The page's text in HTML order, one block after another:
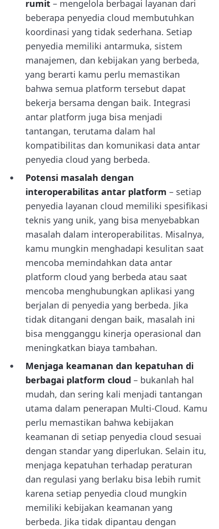
rumit – mengelola berbagai layanan dari
beberapa penyedia cloud membutuhkan
koordinasi yang tidak sederhana. Setiap
penyedia memiliki antarmuka, sistem
manajemen, dan kebijakan yang berbeda,
yang berarti kamu perlu memastikan
bahwa semua platform tersebut dapat
bekerja bersama dengan baik. Integrasi
antar platform juga bisa menjadi
tantangan, terutama dalam hal
kompatibilitas dan komunikasi data antar
penyedia cloud yang berbeda.
Potensi masalah dengan
interoperabilitas antar platform – setiap
penyedia layanan cloud memiliki spesifikasi
teknis yang unik, yang bisa menyebabkan
masalah dalam interoperabilitas. Misalnya,
kamu mungkin menghadapi kesulitan saat
mencoba memindahkan data antar
platform cloud yang berbeda atau saat
mencoba menghubungkan aplikasi yang
berjalan di penyedia yang berbeda. Jika
tidak ditangani dengan baik, masalah ini
bisa mengganggu kinerja operasional dan
meningkatkan biaya tambahan.
Menjaga keamanan dan kepatuhan di
berbagai platform cloud – bukanlah hal
mudah, dan sering kali menjadi tantangan
utama dalam penerapan Multi-Cloud. Kamu
perlu memastikan bahwa kebijakan
keamanan di setiap penyedia cloud sesuai
dengan standar yang diperlukan. Selain itu,
menjaga kepatuhan terhadap peraturan
dan regulasi yang berlaku bisa lebih rumit
karena setiap penyedia cloud mungkin
memiliki kebijakan keamanan yang
berbeda. Jika tidak dipantau dengan